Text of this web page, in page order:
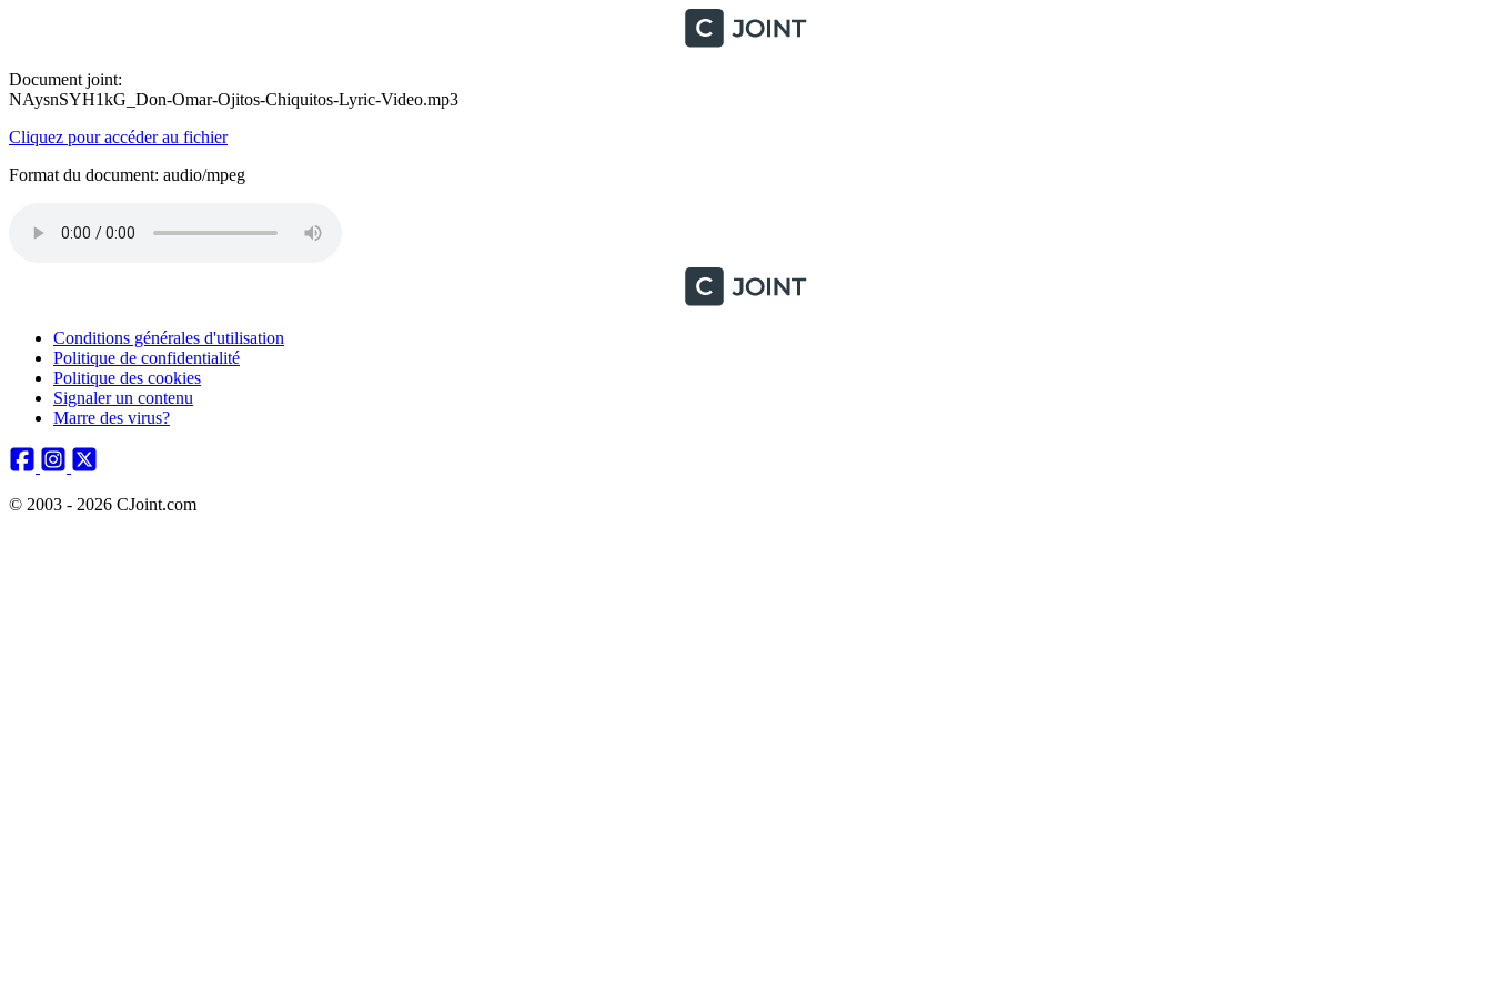
Document joint:
NAysnSYH1kG_Don-Omar-Ojitos-Chiquitos-Lyric-Video.mp3
Cliquez pour accéder au fichier
Format du document: audio/mpeg
Conditions générales d'utilisation
Politique de confidentialité
Politique des cookies
Signaler un contenu
Marre des virus?
© 2003 - 2026 CJoint.com